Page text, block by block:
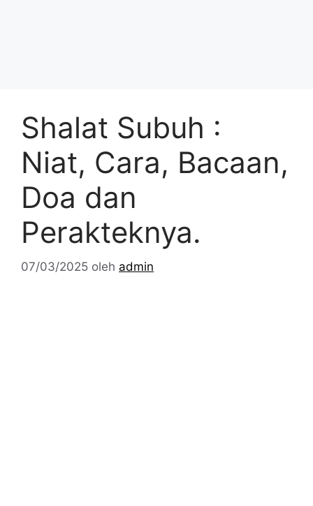
Shalat Subuh :
Niat, Cara, Bacaan,
Doa dan
Perakteknya.
07/03/2025 oleh admin